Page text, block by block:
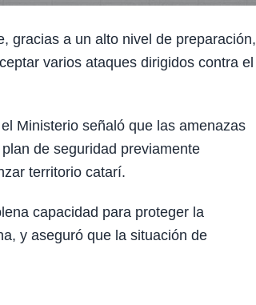
gracias a un alto nivel de preparación,
varios ataques dirigidos contra el
Ministerio señaló que las amenazas
de seguridad previamente
territorio catarí.
capacidad para proteger la
y aseguró que la situación de